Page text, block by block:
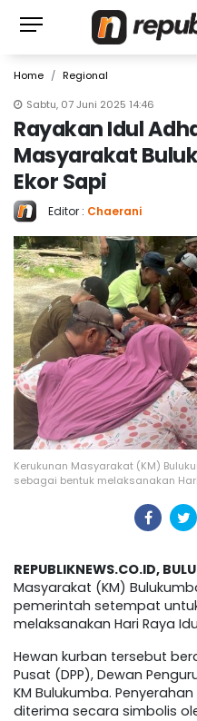
Home
Regional
Sabtu, 07 Juni 2025 14:46
Rayakan Idul
Masyarakat
Ekor Sapi
Editor : Chaerani
Kerukunan Masyarakat (KM)
sebagai bentuk melaksanakan
REPUBLIKNEWS.CO.ID,
Masyarakat (KM)
pemerintah setempat
melaksanakan Hari Raya
Hewan kurban tersebut
Pusat (DPP), Dewan
KM Bulukumba.
diterima secara simbolis